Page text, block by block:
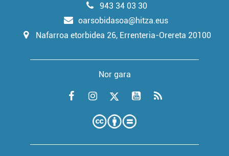
943 34 03 30
oarsobidasoa@hitza.eus
Nafarroa etorbidea 26, Errenteria-Orereta 20100
Nor gara